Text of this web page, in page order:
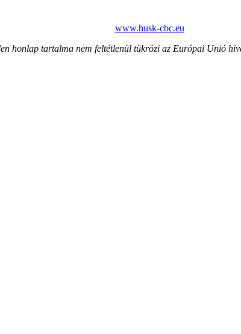
www.husk-cbc.eu
honlap tartalma nem feltétlenül tükrözi az Európai Unió